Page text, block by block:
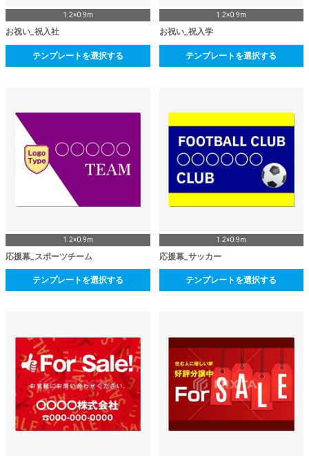
1.2×0.9m
お祝い_祝入社
テンプレートを選択する
1.2×0.9m
お祝い_祝入学
テンプレートを選択する
1.2×0.9m
応援幕_スポーツチーム
テンプレートを選択する
1.2×0.9m
応援幕_サッカー
テンプレートを選択する